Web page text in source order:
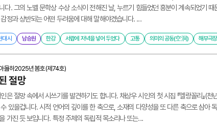
다. 그의 노벨 문학상 수상 소식이 전해진 날, 누르기 힘들었던 흥분이 계속되었기
정과 상반되는 어떤 두려움에 대해 말해야겠습니다. ...
대시 남승원 한강 서랍에 저녁을 넣어 두었다 고통 의미의 공동(空洞) 해부극장
돌하2025년 봄호(제74호)
절망
은 절망 속에서 시쓰기를 발견하기도 합니다. 채상우 시인의 첫 시집 『멜랑꼴리』(
있을겁니다. 시적 언어의 깊이를 한 축으로, 소재의 다양성을 또 다른 축으로 삼아
가진 듯 보입니다. 특정 주체의 독립적 목소리나 또는...